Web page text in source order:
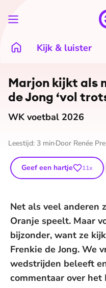
Kijk & luister
Marjon kijkt als
de Jong ‘vol
WK voetbal 2026
Leestijd: 3 min Door Renée
Geef een hartje 11x
Net als veel anderen
Oranje speelt. Maar
bijzonder, want ze
Frenkie de Jong. We
wedstrijden beleeft
commentaar over